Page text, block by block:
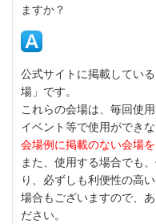
ますか？
公式サイトに掲載してい
場」です。
これらの会場は、毎回使
イベント等で使用ができな
会場例に掲載のない会場
また、使用する場合でも
り、必ずしも利便性の高
場合もございますので、
ださい。